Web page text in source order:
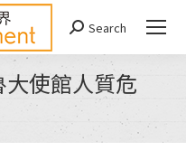
Search:
Search
使館人質危
are here: